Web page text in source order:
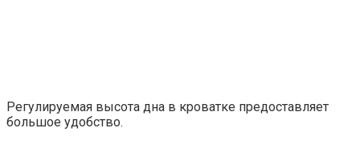
Регулируемая высота дна в кроватке предоставляет
большое удобство.